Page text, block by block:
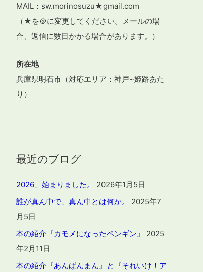
MAIL：sw.morinosuzu★gmail.com
（★を＠に変更してください。メールの場
合、返信に数日かかる場合があります。）
所在地
兵庫県明石市（対応エリア：神戸~姫路あた
り）
最近のブログ
2026、始まりました。
2026年1月5日
誰が真ん中で、真ん中とは何か。
2025年7
月5日
本の紹介『カモメになったペンギン』
2025
年2月11日
本の紹介『あんぱんまん』と『それいけ！ア